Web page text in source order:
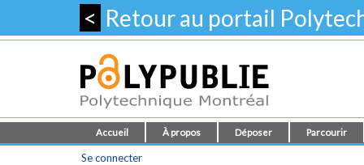
< Retour au portail
Accueil À propos Déposer Parcourir
Se connecter